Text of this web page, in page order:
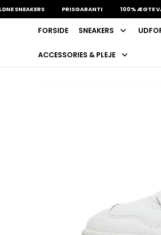
PRISGARANTI 100% ÆGTE VARER
FORSIDE SNEAKERS
ACCESSORIES & PLEJE
INDKØBSKURV
Din kurv er tom.